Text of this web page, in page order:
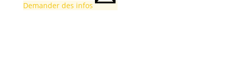
Demander des infos